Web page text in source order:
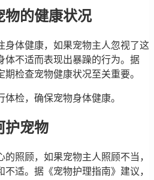
物的健康状况
身体健康，如果宠物主人忽视了这
体不适而表现出暴躁的行为。据
期检查宠物健康状况至关重要。
体检，确保宠物身体健康。
护宠物
照顾，如果宠物主人照顾不当，
适。据《宠物护理指南》建议，